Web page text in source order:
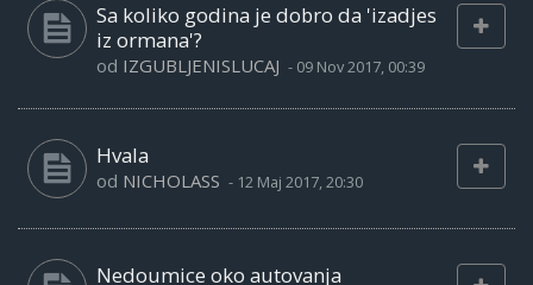
Sa koliko godina je dobro da 'izadjes
iz ormana'?
od IZGUBLJENISLUCAJ - 09 Nov 2017, 00:39
Hvala
od NICHOLASS - 12 Maj 2017, 20:30
Nedoumice oko autovanja